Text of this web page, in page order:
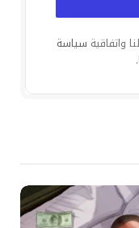
واتفاقية سياسة